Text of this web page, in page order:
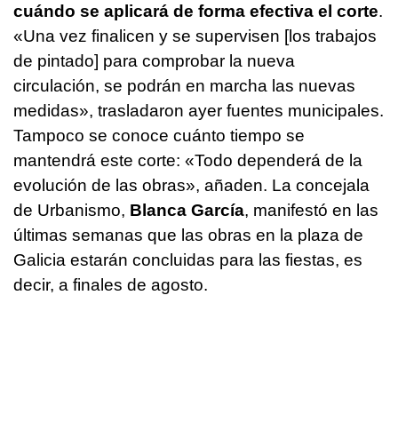
cuándo se aplicará de forma efectiva el corte.
«Una vez finalicen y se supervisen [los trabajos
de pintado] para comprobar la nueva
circulación, se podrán en marcha las nuevas
medidas», trasladaron ayer fuentes municipales.
Tampoco se conoce cuánto tiempo se
mantendrá este corte: «Todo dependerá de la
evolución de las obras», añaden. La concejala
de Urbanismo, Blanca García, manifestó en las
últimas semanas que las obras en la plaza de
Galicia estarán concluidas para las fiestas, es
decir, a finales de agosto.